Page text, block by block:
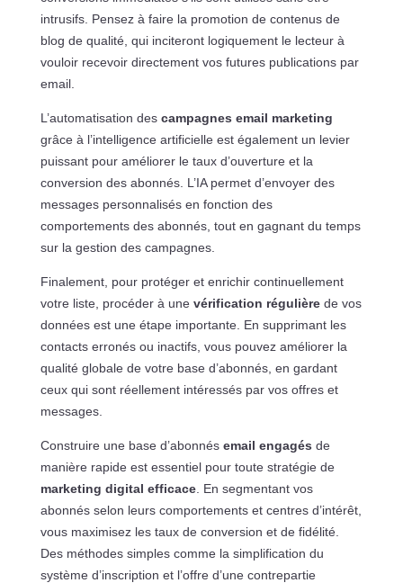
intrusifs. Pensez à faire la promotion de contenus de
blog de qualité, qui inciteront logiquement le lecteur à
vouloir recevoir directement vos futures publications par
email.
L’automatisation des campagnes email marketing
grâce à l’intelligence artificielle est également un levier
puissant pour améliorer le taux d’ouverture et la
conversion des abonnés. L’IA permet d’envoyer des
messages personnalisés en fonction des
comportements des abonnés, tout en gagnant du temps
sur la gestion des campagnes.
Finalement, pour protéger et enrichir continuellement
votre liste, procéder à une vérification régulièrede vos
données est une étape importante. En supprimant les
contacts erronés ou inactifs, vous pouvez améliorer la
qualité globale de votre base d’abonnés, en gardant
ceux qui sont réellement intéressés par vos offres et
messages.
Construire une base d’abonnés email engagés de
manière rapide est essentiel pour toute stratégie de
marketing digital efficace. En segmentant vos
abonnés selon leurs comportements et centres d’intérêt,
vous maximisez les taux de conversion et de fidélité.
Des méthodes simples comme la simplification du
système d’inscription et l’offre d’une contrepartie